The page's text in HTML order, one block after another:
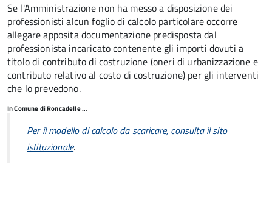
Se l'Amministrazione non ha messo a disposizione dei
professionisti alcun foglio di calcolo particolare occorre
allegare apposita documentazione predisposta dal
professionista incaricato contenente gli importi dovuti a
titolo di contributo di costruzione (oneri di urbanizzazione e
contributo relativo al costo di costruzione) per gli interventi
che lo prevedono.
In Comune di Roncadelle …
Per il modello di calcolo da scaricare, consulta il sito
istituzionale.